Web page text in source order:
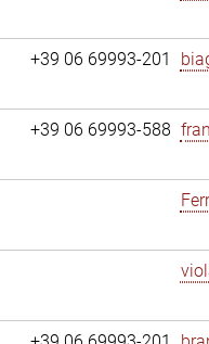
+39 06 69993-201
+39 06 69993-588